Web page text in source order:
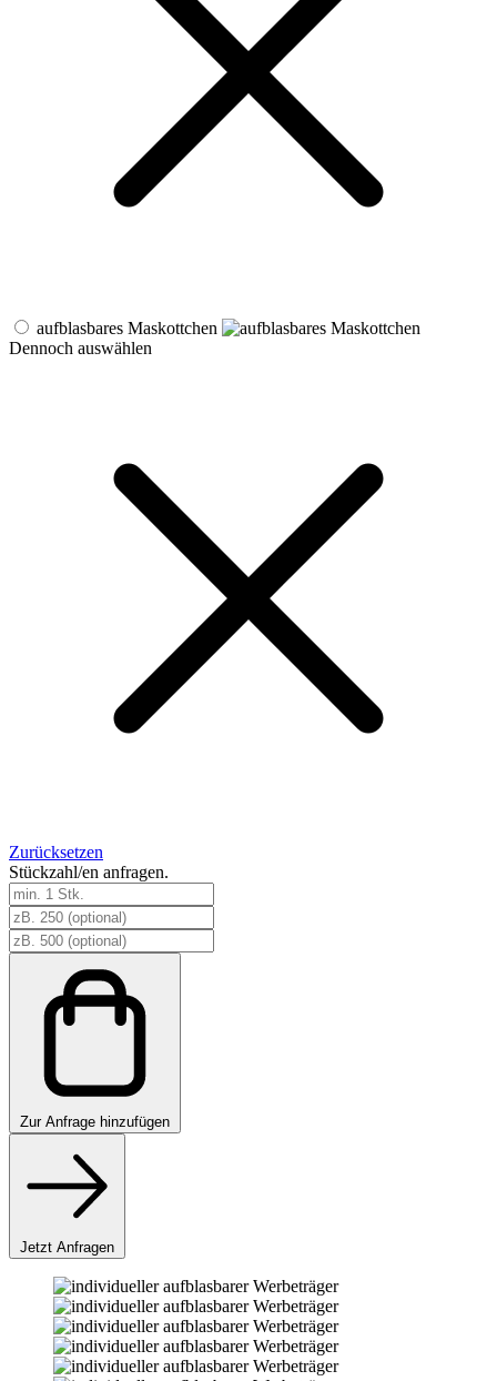
aufblasbares Maskottchen
Dennoch auswählen
Zurücksetzen
Stückzahl/en anfragen.
individueller
aufblasbarer
Werbeträger
Menge
Zur Anfrage hinzufügen
Jetzt Anfragen